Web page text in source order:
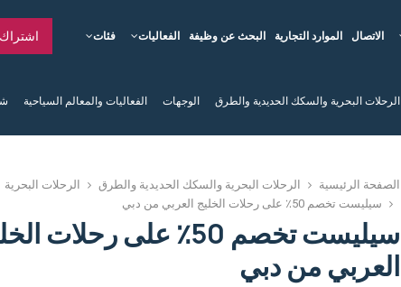
فئات الفعاليات البحث عن وظيفة الموارد التجارية الاتصال اشتراك
الرحلات البحرية والسكك الحديدية والطرق الوجهات الفعاليات والمعالم السياحية
الصفحة الرئيسية الرحلات البحرية والسكك الحديدية والطرق
الرحلات البحرية
سيليست تخصم 50٪ على رحلات الخليج العربي من دبي
سيليست تخصم 50٪ على رحلات
العربي من دبي